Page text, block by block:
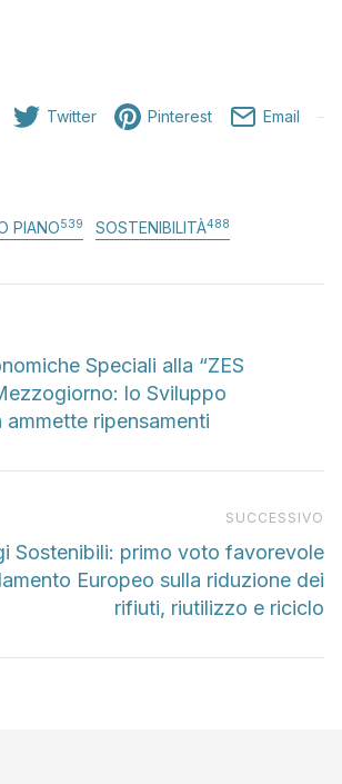
Twitter Pinterest Email
PIANO539 SOSTENIBILITÀ488
Speciali alla “ZES
lo Sviluppo
ammette ripensamenti
SUCCESSIVO
Sostenibili: primo voto favorevole
Europeo sulla riduzione dei
rifiuti, riutilizzo e riciclo